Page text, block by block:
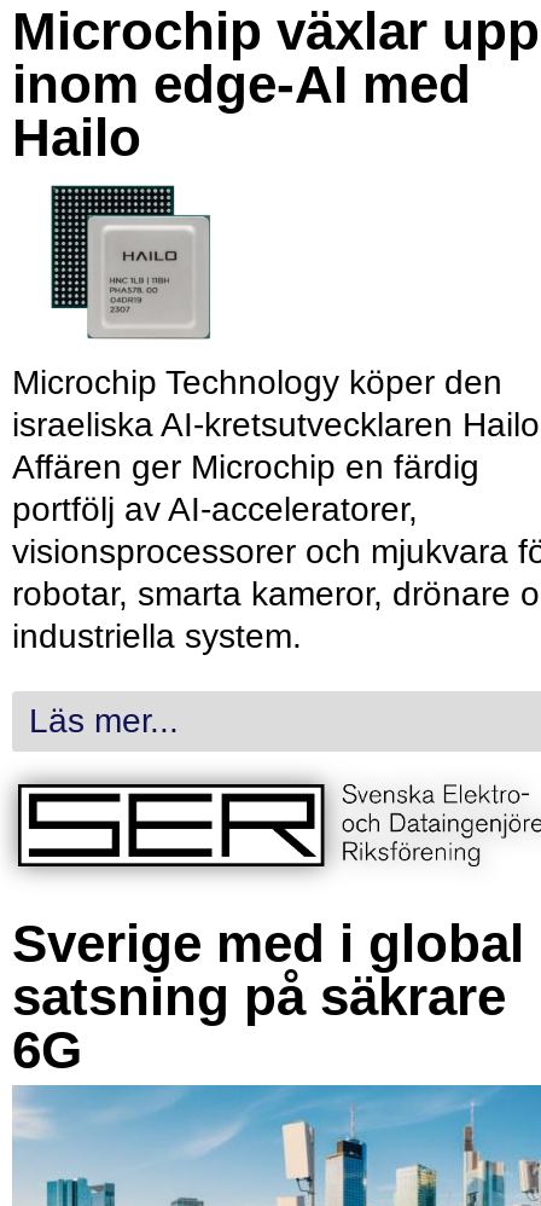
Microchip växlar upp
inom edge-AI med
Hailo
Microchip Technology köper den
israeliska AI-kretsutvecklaren
Affären ger Microchip en färdig
portfölj av AI-acceleratorer,
visionsprocessorer och mjukvara
robotar, smarta kameror, drönare
industriella system.
Läs mer...
Sverige med i global
satsning på säkrare
6G